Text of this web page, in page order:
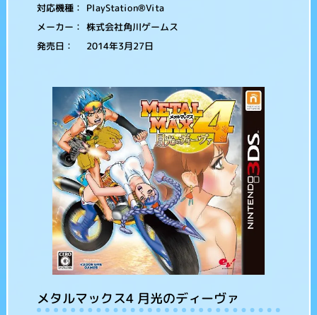
対応機種： PlayStation®Vita
メーカー： 株式会社角川ゲームス
発売日： 2014年3月27日
メタルマックス4 月光のディーヴァ